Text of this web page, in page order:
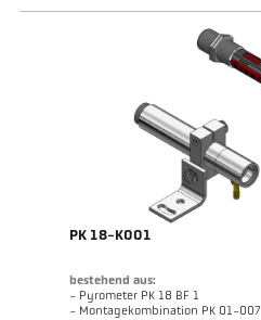
PK 18-K001
bestehend aus:
- Pyrometer PK 18 BF 1
- Montagekombination PK 01-007